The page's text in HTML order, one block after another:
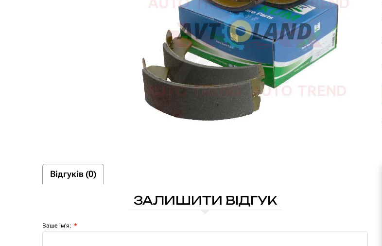
Відгуків (0)
ЗАЛИШИТИ ВІДГУК
Ваше ім'я: